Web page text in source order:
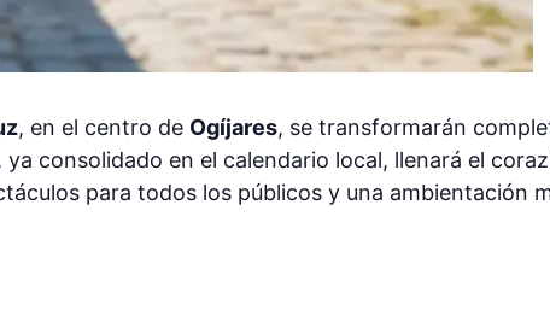
, en el centro de Ogíjares, se transformarán
ya consolidado en el calendario local, llenará el
para todos los públicos y una ambientación